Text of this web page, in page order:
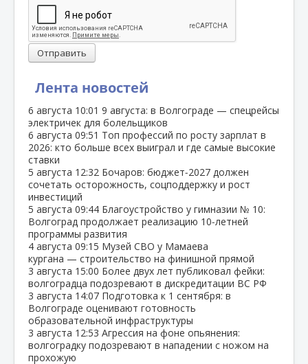
Лента новостей
6 августа 10:01 9 августа: в Волгограде — спецрейсы
электричек для болельщиков
6 августа 09:51 Топ профессий по росту зарплат в
2026: кто больше всех выиграл и где самые высокие
ставки
5 августа 12:32 Бочаров: бюджет‑2027 должен
сочетать осторожность, соцподдержку и рост
инвестиций
5 августа 09:44 Благоустройство у гимназии № 10:
Волгоград продолжает реализацию 10‑летней
программы развития
4 августа 09:15 Музей СВО у Мамаева
кургана — строительство на финишной прямой
3 августа 15:00 Более двух лет публиковал фейки:
волгоградца подозревают в дискредитации ВС РФ
3 августа 14:07 Подготовка к 1 сентября: в
Волгограде оценивают готовность
образовательной инфраструктуры
3 августа 12:53 Агрессия на фоне опьянения:
волгоградку подозревают в нападении с ножом на
прохожую
Отправить